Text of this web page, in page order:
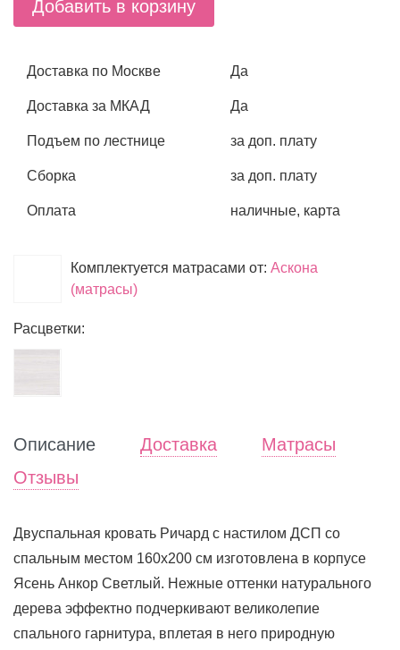
Добавить в корзину
Доставка по Москве Да
Доставка за МКАД Да
Подъем по лестнице за доп. плату
Сборка за доп. плату
Оплата наличные, карта
Комплектуется матрасами от: Аскона
(матрасы)
Расцветки:
Описание Доставка
Матрасы
Отзывы
Двуспальная кровать Ричард с настилом ДСП со
спальным местом 160х200 см изготовлена в корпусе
Ясень Анкор Светлый. Нежные оттенки натурального
дерева эффектно подчеркивают великолепие
спального гарнитура, вплетая в него природную